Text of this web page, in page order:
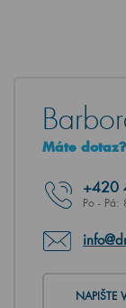
Máte
+420
Po - Pá:
NAPIŠTE